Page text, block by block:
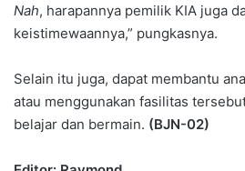
Nah, harapannya pemilik KIA juga
keistimewaannya,” pungkasnya.
Selain itu juga, dapat membantu
atau menggunakan fasilitas
belajar dan bermain. (BJN-02)